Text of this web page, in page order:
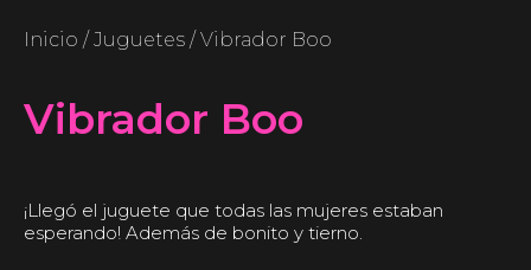
Inicio / Juguetes / Vibrador Boo
Vibrador Boo
¡Llegó el juguete que todas las mujeres estaban
esperando! Además de bonito y tierno.